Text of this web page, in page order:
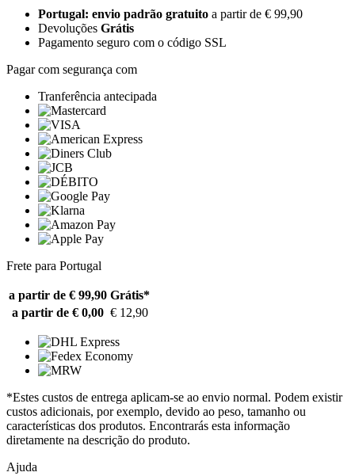
Portugal: envio padrão gratuito a partir de € 99,90
Devoluções Grátis
Pagamento seguro com o código SSL
Pagar com segurança com
Tranferência antecipada
Frete para Portugal
a partir de € 99,90 Grátis*
a partir de € 0,00 € 12,90
*Estes custos de entrega aplicam-se ao envio normal. Podem existir
custos adicionais, por exemplo, devido ao peso, tamanho ou
características dos produtos. Encontrarás esta informação
diretamente na descrição do produto.
Ajuda